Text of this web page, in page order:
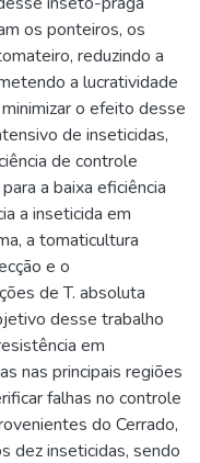
os ponteiros, os
reduzindo a
a lucratividade
o efeito desse
de inseticidas,
de controle
a baixa eficiência
a inseticida em
a tomaticultura
e o
de T. absoluta
desse trabalho
em
nas principais regiões
falhas no controle
do Cerrado,
dez inseticidas, sendo